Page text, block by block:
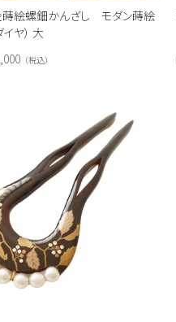
蒔絵螺鈿かんざし モダン蒔絵
ヤ） 大
税込